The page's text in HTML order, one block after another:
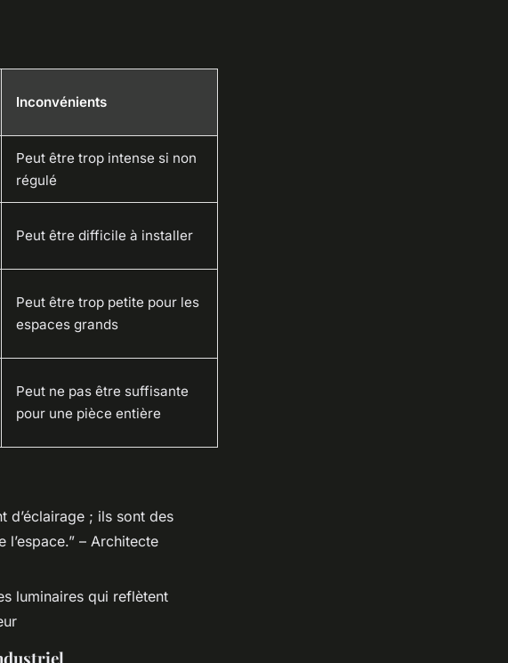
Inconvénients
Peut être trop intense si non
régulé
Peut être difficile à installer
Peut être trop petite pour les
espaces grands
Peut ne pas être suffisante
pour une pièce entière
d’éclairage ; ils sont des
– Architecte
luminaires qui reflètent